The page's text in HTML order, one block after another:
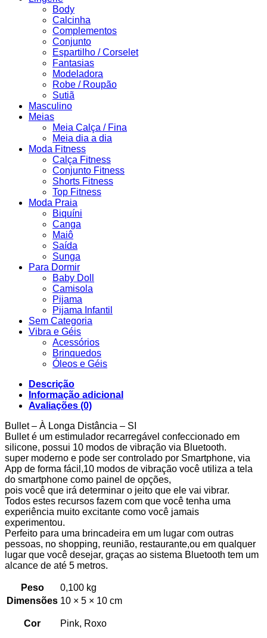
Body
Calcinha
Complementos
Conjunto
Espartilho / Corselet
Fantasias
Modeladora
Robe / Roupão
Sutiã
Masculino
Meias
Meia Calça / Fina
Meia dia a dia
Moda Fitness
Calça Fitness
Conjunto Fitness
Shorts Fitness
Top Fitness
Moda Praia
Biquíni
Canga
Maiô
Saída
Sunga
Para Dormir
Baby Doll
Camisola
Pijama
Pijama Infantil
Sem Categoria
Vibra e Géis
Acessórios
Brinquedos
Óleos e Géis
Descrição
Informação adicional
Avaliações (0)
Bullet – À Longa Distância – SI
Bullet é um estimulador recarregável confeccionado em
silicone, possui 10 modos de vibração via Bluetooth.
super moderno e pode ser controlado por Smartphone, via
App de forma fácil,10 modos de vibração você utiliza a tela
do smartphone como painel de opções,
pois você que irá determinar o jeito que ele vai vibrar.
Todos estes recursos fazem com que você tenha uma
experiência muito excitante como você jamais
experimentou.
Perfeito para uma brincadeira em um lugar com outras
pessoas, no shopping, reunião, restaurante,ou em qualquer
lugar que você desejar, graças ao sistema Bluetooth tem um
alcance de até 5 metros.
Peso
0,100 kg
Dimensões 10 × 5 × 10 cm
Cor Pink, Roxo